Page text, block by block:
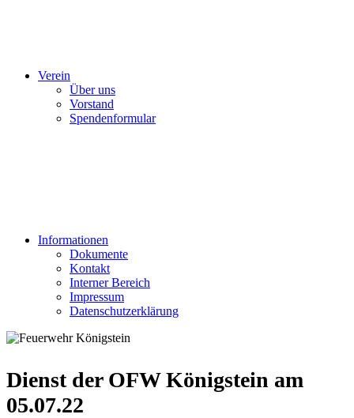
Verein
Über uns
Vorstand
Spendenformular
Informationen
Dokumente
Kontakt
Interner Bereich
Impressum
Datenschutzerklärung
Dienst der OFW Königstein am
05.07.22